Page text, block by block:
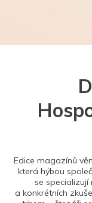
Edice magazínů
která hýbou
se
a konkrétních